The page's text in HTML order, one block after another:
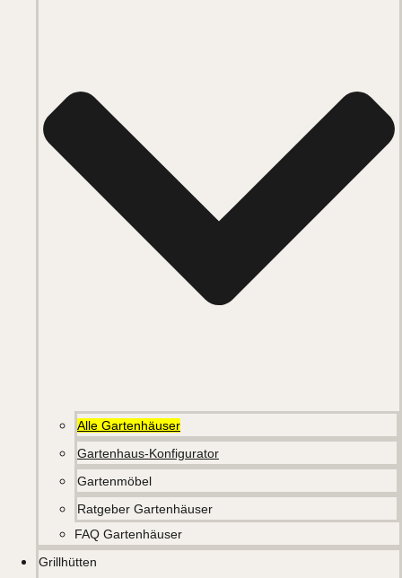
Alle Gartenhäuser
Gartenhaus-Konfigurator
Gartenmöbel
Ratgeber Gartenhäuser
FAQ Gartenhäuser
Grillhütten